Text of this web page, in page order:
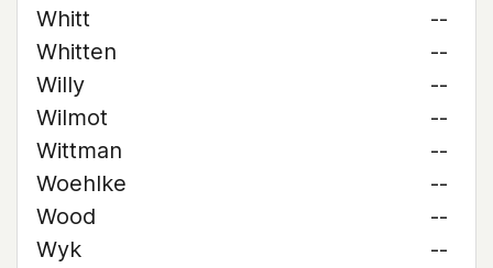
Whitt
--
Whitten
--
Willy
--
Wilmot
--
Wittman
--
Woehlke
--
Wood
--
Wyk
--